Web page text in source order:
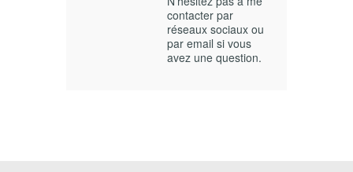
contacter par
réseaux sociaux ou
par email si vous
avez une question.